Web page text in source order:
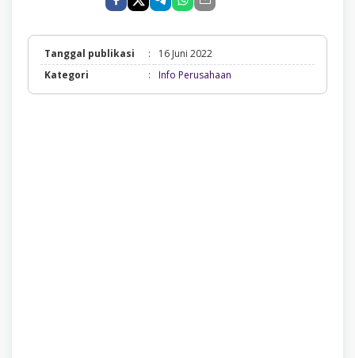
Tanggal publikasi :
16 Juni 2022
Kategori
: Info Perusahaan